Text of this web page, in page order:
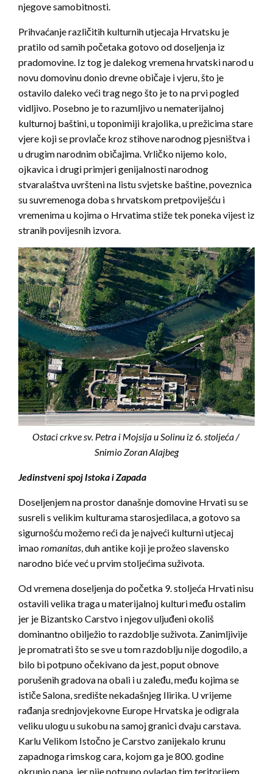
njegove samobitnosti.
Prihvaćanje različitih kulturnih utjecaja Hrvatsku je
pratilo od samih početaka gotovo od doseljenja iz
pradomovine. Iz tog je dalekog vremena hrvatski narod u
novu domovinu donio drevne običaje i vjeru, što je
ostavilo daleko veći trag nego što je to na prvi pogled
vidljivo. Posebno je to razumljivo u nematerijalnoj
kulturnoj baštini, u toponimiji krajolika, u prežicima stare
vjere koji se provlače kroz stihove narodnog pjesništva i
u drugim narodnim običajima. Vrličko nijemo kolo,
ojkavica i drugi primjeri genijalnosti narodnog
stvaralaštva uvršteni na listu svjetske baštine, poveznica
su suvremenoga doba s hrvatskom pretpoviješću i
vremenima u kojima o Hrvatima stiže tek poneka vijest iz
stranih povijesnih izvora.
Ostaci crkve sv. Petra i Mojsija u Solinu iz 6. stoljeća /
Snimio Zoran Alajbeg
Jedinstveni spoj Istoka i Zapada
Doseljenjem na prostor današnje domovine Hrvati su se
susreli s velikim kulturama starosjedilaca, a gotovo sa
sigurnošću možemo reći da je najveći kulturni utjecaj
imaoromanitas , duh antike koji je prožeo slavensko
narodno biće već u prvim stoljećima suživota.
Od vremena doseljenja do početka 9. stoljeća Hrvati nisu
ostavili velika traga u materijalnoj kulturi među ostalim
jer je Bizantsko Carstvo i njegov uljuđeni okoliš
dominantno obilježio to razdoblje suživota. Zanimljivije
je promatrati što se sve u tom razdoblju nije dogodilo, a
bilo bi potpuno očekivano da jest, poput obnove
porušenih gradova na obali i u zaleđu, među kojima se
ističe Salona, središte nekadašnjeg Ilirika. U vrijeme
rađanja srednjovjekovne Europe Hrvatska je odigrala
veliku ulogu u sukobu na samoj granici dvaju carstava.
Karlu Velikom Istočno je Carstvo zanijekalo krunu
zapadnoga rimskog cara, kojom ga je 800. godine
okrunio papa, jer nije potpuno ovladao tim teritorijem.